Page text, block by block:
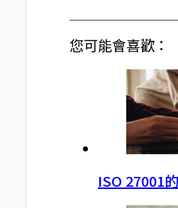
您可能會喜歡：
ISO 27001